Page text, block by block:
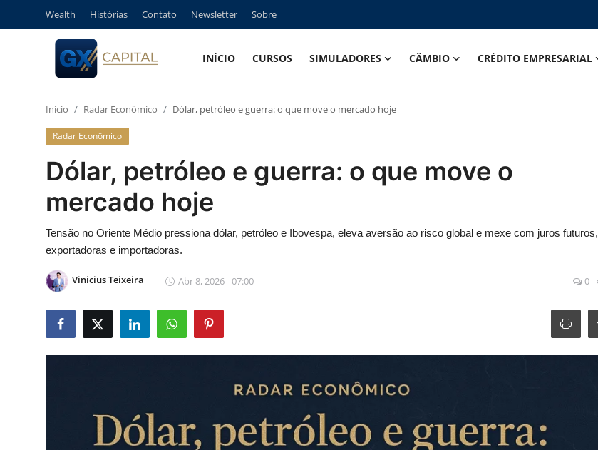
Wealth Histórias Contato Newsletter Sobre
INÍCIO CURSOS SIMULADORES CÂMBIO CRÉDITO EMPRESARIAL
Entrar
Wealth
Histórias
Contato
Início Radar Econômico Dólar, petróleo e guerra: o que move o mercado hoje
Radar Econômico
Dólar, petróleo e guerra: o que move o
mercado hoje
Tensão no Oriente Médio pressiona dólar, petróleo e Ibovespa, eleva aversão ao risco global e mexe com juros futuros,
exportadoras e importadoras.
Vinicius Teixeira Abr 8, 2026 - 07:00 0